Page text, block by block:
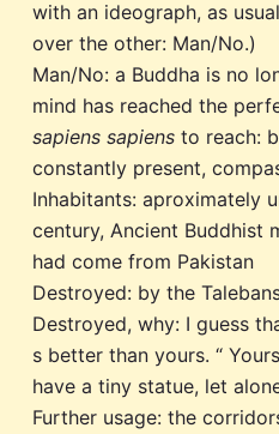
with an ideograph, as
over the other: Man/No.)
Man/No: a Buddha is no
mind has reached the
sapiens sapiensto reach:
constantly present,
Inhabitants: aproximately
century, Ancient Buddhist
had come from Pakistan
Destroyed: by the
Destroyed, why: I guess
s better than yours. “
have a tiny statue, let
Further usage: the